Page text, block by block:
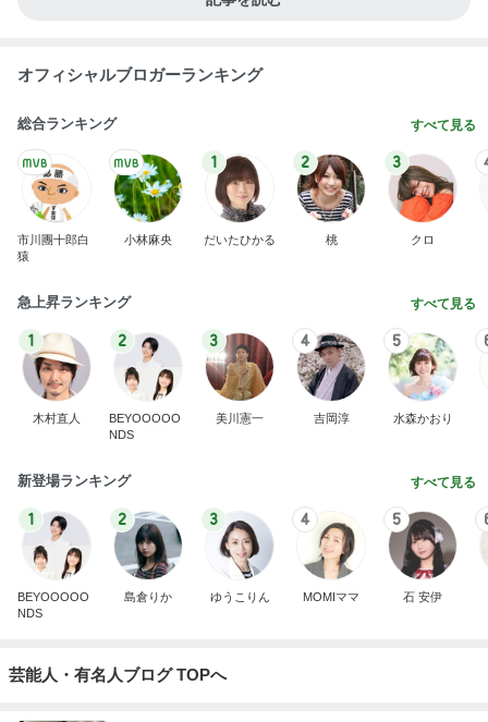
オフィシャルブロガーランキング
総合ランキング すべて見る
市川團十郎白
猿
小林麻央
1
だいたひかる
2
桃
3
クロ
急上昇ランキング すべて見る
1
木村直人
2
BEYOOOOO
NDS
3
美川憲一
4
吉岡淳
5
水森かおり
新登場ランキング すべて見る
1
BEYOOOOO
NDS
2
島倉りか
3
ゆうこりん
4
MOMIママ
5
石 安伊
芸能人・有名人ブログ TOPへ